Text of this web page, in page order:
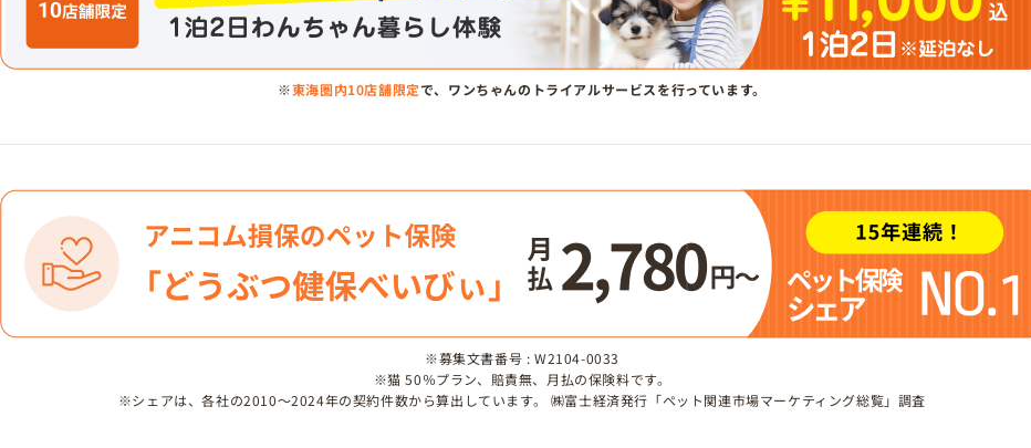
※東海圏内10店舗限定で、ワンちゃんのトライアルサービスを行っています。
※募集文書番号 : W2104-0033
※猫 50％プラン、賠責無、月払の保険料です。
※シェアは、各社の2010～2024年の契約件数から算出しています。 ㈱富士経済発行「ペット関連市場マーケティング総覧」調査